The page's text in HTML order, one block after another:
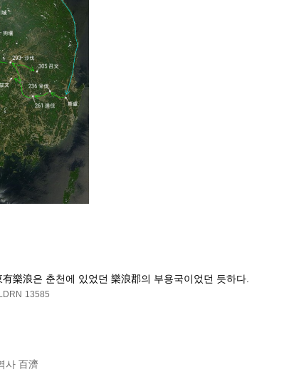
樂浪은 춘천에 있었던 樂浪郡의 부용국이었던 듯하다.
13585
사 百濟